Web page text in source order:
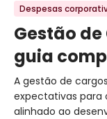
Despesas
Gestão de
guia
A gestão de
expectativas para
alinhado ao